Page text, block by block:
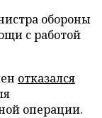
обороны
с работой
отказался
операции.